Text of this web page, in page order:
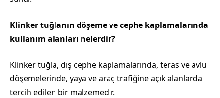
Klinker tuğlanın döşeme ve cephe kaplamalarında
kullanım alanları nelerdir?
Klinker tuğla, dış cephe kaplamalarında, teras ve avlu
döşemelerinde, yaya ve araç trafiğine açık alanlarda
tercih edilen bir malzemedir.